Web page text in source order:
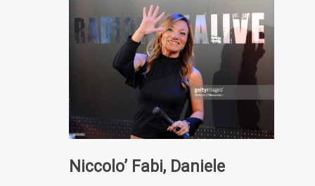
Niccolo’ Fabi, Daniele